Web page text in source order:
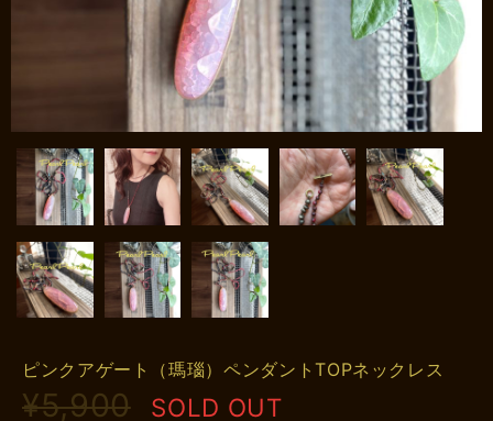
ピンクアゲート（瑪瑙）ペンダントTOPネックレス
¥5,900 SOLD OUT